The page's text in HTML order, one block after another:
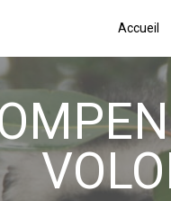
Accueil